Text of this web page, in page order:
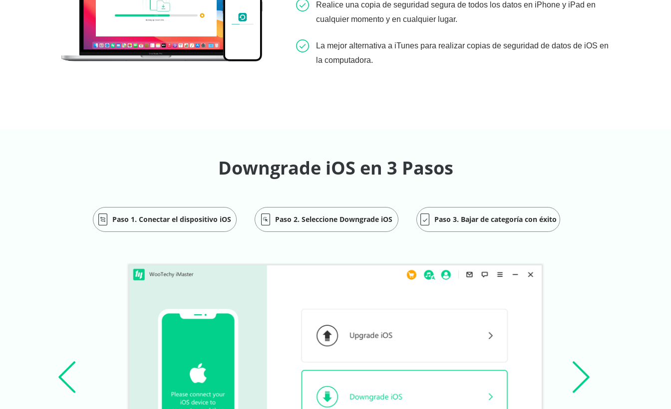
Realice una copia de seguridad segura de todos los datos en iPhone y iPad en
cualquier momento y en cualquier lugar.
La mejor alternativa a iTunes para realizar copias de seguridad de datos de iOS en
la computadora.
Downgrade iOS en 3 Pasos
Paso 1. Conectar el dispositivo iOS Paso 2. Seleccione Downgrade iOS Paso 3. Bajar de categoría con éxito